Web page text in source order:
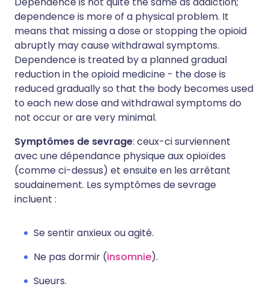
dependence is more of a physical problem. It
means that missing a dose or stopping the opioid
abruptly may cause withdrawal symptoms.
Dependence is treated by a planned gradual
reduction in the opioid medicine - the dose is
reduced gradually so that the body becomes used
to each new dose and withdrawal symptoms do
not occur or are very minimal.
Symptômes de sevrage: ceux-ci surviennent
avec une dépendance physique aux opioïdes
(comme ci-dessus) et ensuite en les arrêtant
soudainement. Les symptômes de sevrage
incluent :
Se sentir anxieux ou agité.
Ne pas dormir (insomnie).
Sueurs.